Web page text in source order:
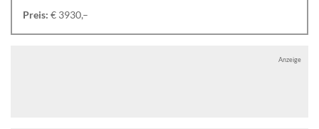
Preis: € 3930,–
Anzeige